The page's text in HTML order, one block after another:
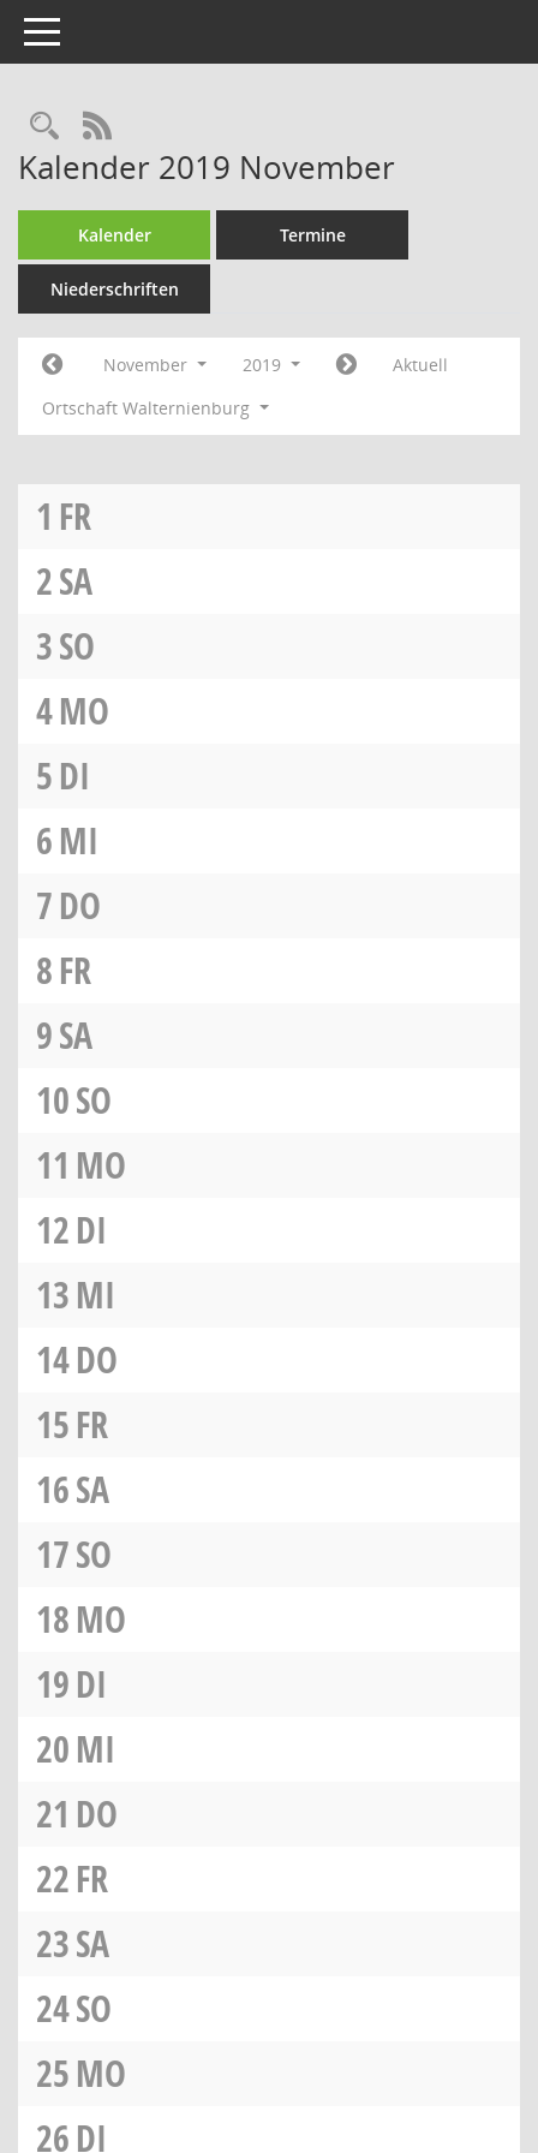
Toggle navigation
Rechercheauswahl
RSS-Feed
Kalender 2019 November
Kalender Termine
Niederschriften
November 2019
Aktuell
Ortschaft Walternienburg
1 FR
2SA
3SO
4MO
5DI
6MI
7DO
8FR
9SA
10SO
11 MO
12DI
13MI
14DO
15FR
16SA
17SO
18MO
19DI
20MI
21 DO
22FR
23SA
24SO
25MO
26DI